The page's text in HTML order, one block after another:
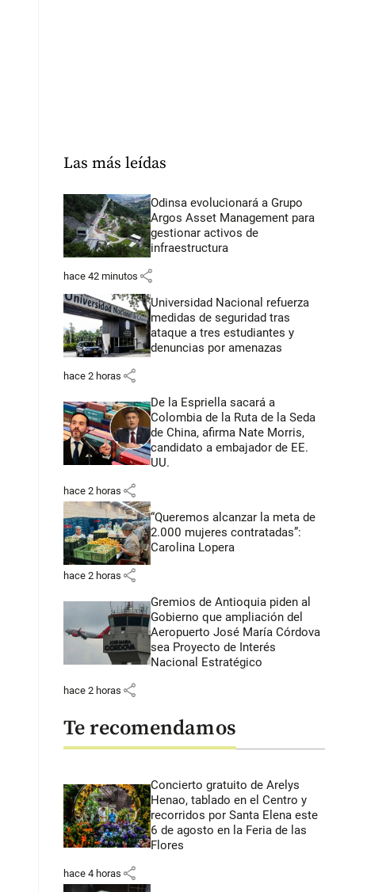
Las más leídas
Odinsa evolucionará a Grupo
Argos Asset Management para
gestionar activos de
infraestructura
hace 42 minutos share
Universidad Nacional refuerza
medidas de seguridad tras
ataque a tres estudiantes y
denuncias por amenazas
hace 2 horas share
De la Espriella sacará a
Colombia de la Ruta de la Seda
de China, afirma Nate Morris,
candidato a embajador de EE.
UU.
hace 2 horas share
“Queremos alcanzar la meta de
2.000 mujeres contratadas”:
Carolina Lopera
hace 2 horas share
Gremios de Antioquia piden al
Gobierno que ampliación del
Aeropuerto José María Córdova
sea Proyecto de Interés
Nacional Estratégico
hace 2 horas share
Te recomendamos
Concierto gratuito de Arelys
Henao, tablado en el Centro y
recorridos por Santa Elena este
6 de agosto en la Feria de las
Flores
hace 4 horas share